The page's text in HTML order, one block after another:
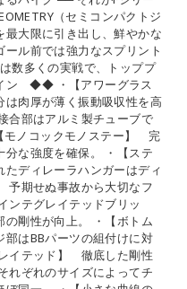
（セミコンパクトジ
大限に引き出し、鮮やかな
ル前では強力なスプリント
数多くの実戦で、トッププ
ン ◆◆ ・【アワーグラス
肉厚が薄く振動吸収性を高
合部はアルミ製チューブで
モノコックモノステー】 完
な強度を確保。 ・【ステ
ディレーラハンガーはディ
期せぬ事故から大切なフ
ンテグレイテッドブリッ
剛性が向上。 ・【ボトム
はBBパーツの組付けに対
イテッド】 徹底した剛性
ぞれのサイズによってチ